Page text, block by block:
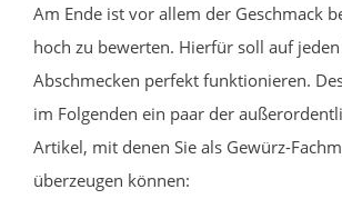
Am Ende ist vor allem der Geschmack
hoch zu bewerten. Hierfür soll auf
Abschmecken perfekt funktionieren.
im Folgenden ein paar der
Artikel, mit denen Sie als Gewürz-
überzeugen können: